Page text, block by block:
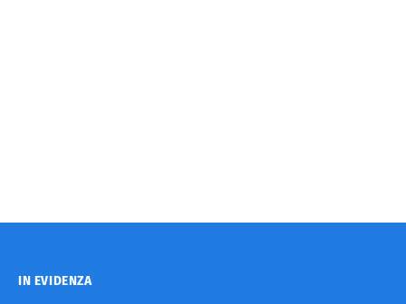
IN EVIDENZA